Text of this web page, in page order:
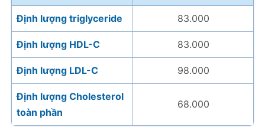
Định lượng triglyceride 83.000
Định lượng HDL-C 83.000
Định lượng LDL-C 98.000
Định lượng Cholesterol
toàn phần
68.000